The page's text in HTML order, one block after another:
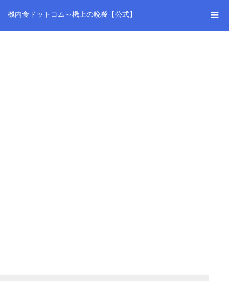
機内食ドットコム～機上の晩餐【公式】